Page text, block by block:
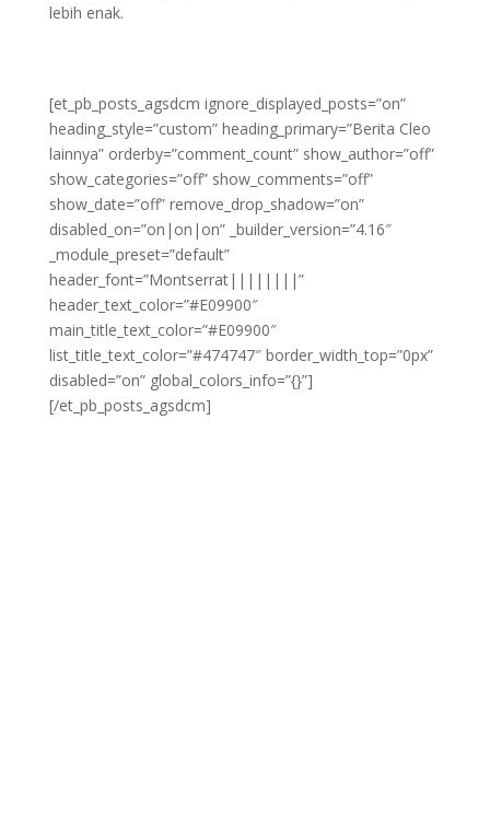
lebih enak.
[et_pb_posts_agsdcm ignore_displayed_posts=”on”
heading_style=”custom” heading_primary=”Berita Cleo
lainnya” orderby=”comment_count” show_author=”off”
show_categories=”off” show_comments=”off”
show_date=”off” remove_drop_shadow=”on”
disabled_on=”on|on|on” _builder_version=”4.16″
_module_preset=”default”
header_font=”Montserrat||||||||”
header_text_color=”#E09900″
main_title_text_color=”#E09900″
list_title_text_color=”#474747″ border_width_top=”0px”
disabled=”on” global_colors_info=”{}”]
[/et_pb_posts_agsdcm]